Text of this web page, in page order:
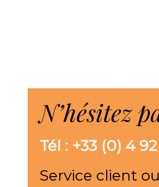
N’hésitez
Tél : +33 (0) 4
Service client